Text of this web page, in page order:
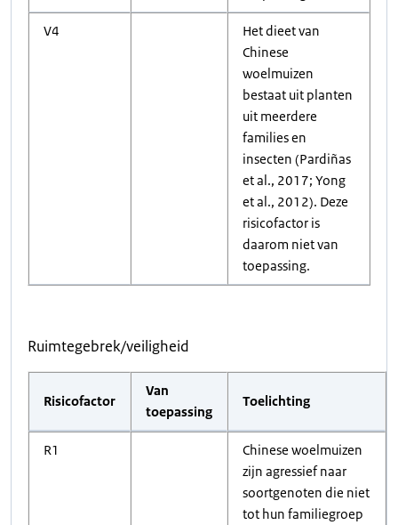
V4
Het dieet van
Chinese
woelmuizen
bestaat uit planten
uit meerdere
families en
insecten (Pardiñas
et al., 2017; Yong
et al., 2012). Deze
risicofactor is
daarom niet van
toepassing.
Ruimtegebrek/veiligheid
Risicofactor
Van
toepassing
Toelichting
R1
Chinese woelmuizen
zijn agressief naar
soortgenoten die niet
tot hun familiegroep